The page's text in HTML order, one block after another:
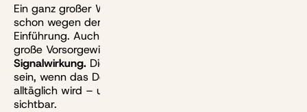
Ein ganz großer Wurf ist die Frühstart-Rente nicht,
schon wegen der langsamen und jahrgangsweisen
Einführung. Auch der Zuschuss ist zu gering für eine
große Vorsorgewirkung.
Signalwirkung. Die wiederum könnte deutlich größer
sein, wenn das Depotsparen erst mal für alle Kinder
alltäglich wird – und der Zinseszinseffekt für alle
sichtbar.